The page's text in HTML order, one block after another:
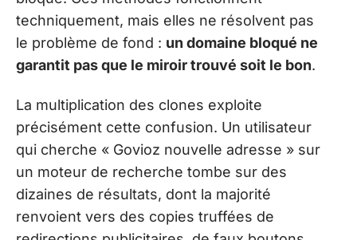
techniquement, mais elles ne résolvent pas
le problème de fond : un domaine bloqué ne
garantit pas que le miroir trouvé soit le bon.
La multiplication des clones exploite
précisément cette confusion. Un utilisateur
qui cherche « Govioz nouvelle adresse » sur
un moteur de recherche tombe sur des
dizaines de résultats, dont la majorité
renvoient vers des copies truffées de